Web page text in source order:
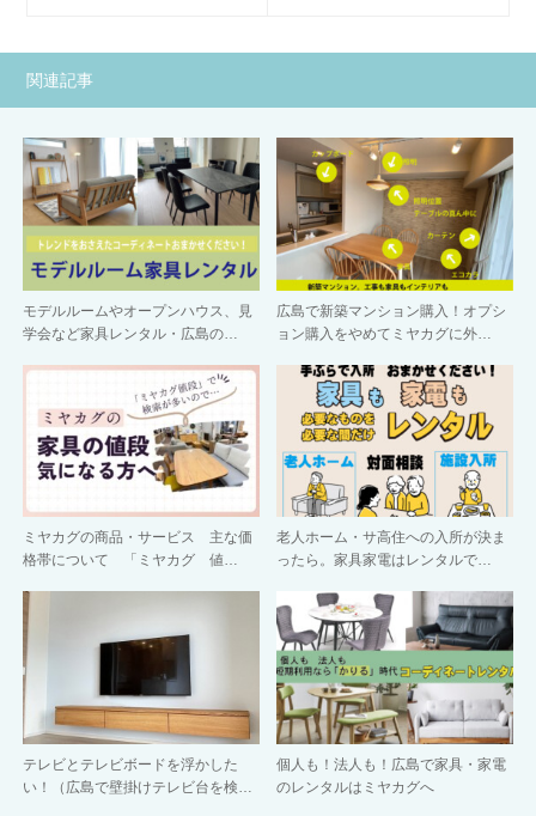
関連記事
モデルルームやオープンハウス、見
学会など家具レンタル・広島の…
広島で新築マンション購入！オプシ
ョン購入をやめてミヤカグに外…
ミヤカグの商品・サービス 主な価
格帯について 「ミヤカグ 値…
老人ホーム・サ高住への入所が決ま
ったら。家具家電はレンタルで…
テレビとテレビボードを浮かした
い！（広島で壁掛けテレビ台を検…
個人も！法人も！広島で家具・家電
のレンタルはミヤカグへ